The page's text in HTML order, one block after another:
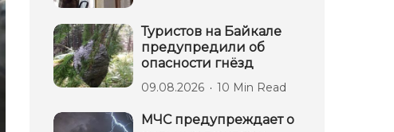
Туристов на Байкале
предупредили об
опасности гнёзд
09.08.2026 10 Min Read
МЧС предупреждает о